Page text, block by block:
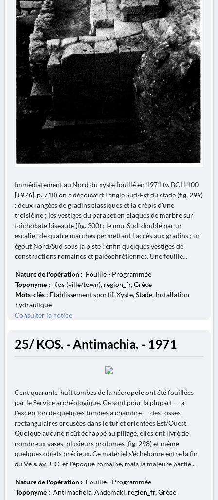
Immédiatement au Nord du xyste fouillé en 1971 (v. BCH 100
[1976], p. 710) on a découvert l'angle Sud-Est du stade (fig. 299)
: deux rangées de gradins classiques et la crépis d'une
troisième ; les vestiges du parapet en plaques de marbre sur
toichobate biseauté (fig. 300) ; le mur Sud, doublé par un
escalier de quatre marches permettant l'accès aux gradins ; un
égout Nord/Sud sous la piste ; enfin quelques vestiges de
constructions romaines et paléochrétiennes. Une fouille...
Nature de l'opération : Fouille - Programmée
Toponyme : Kos (ville/town), region_fr, Grèce
Mots-clés : Établissement sportif, Xyste, Stade, Installation
hydraulique
Consulter la notice
25/ KOS. - Antimachia. - 1971
Cent quarante-huit tombes de la nécropole ont été fouillées
par le Service archéologique. Ce sont pour la plupart — à
l'exception de quelques tombes à chambre — des fosses
rectangulaires creusées dans le tuf et orientées Est/Ouest.
Quoique aucune n'eût échappé au pillage, elles ont livré de
nombreux vases, plusieurs protomes (fig. 298) et même
quelques objets précieux. Ce matériel s'échelonne entre la fin
du Ve s. av. J.-C. et l'époque romaine, mais la majeure partie...
Nature de l'opération : Fouille - Programmée
Toponyme : Antimacheia, Andemaki, region_fr, Grèce